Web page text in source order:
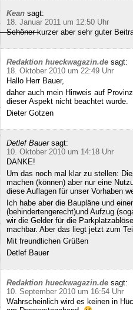
Kean sagt:
18. Januar 2011 um 12:50 Uhr
Schöner kurzer aber sehr guter
Redaktion hueckwagazin.de sagt:
18. Oktober 2010 um 22:49 Uhr
Hallo Herr Bauer,
daher auch mein Hinweis auf
dieser Aspekt nicht beachtet wurde.
Dieter Gotzen
Detlef Bauer sagt:
10. Oktober 2010 um 14:18 Uhr
DANKE!
Um das noch mal klar zu stellen:
machen (können) aber nur eine
diese Auflagen für unser Vorhaben
Ich habe aber die Baupläne und
(behindertengerecht)und Aufzug
wir die Gelder für die
machbar. Aber das liegt jetzt zum
Mit freundlichen Grüßen
Detlef Bauer
Redaktion hueckwagazin.de sagt:
10. September 2010 um 16:54 Uhr
Wahrscheinlich wird es keinen in